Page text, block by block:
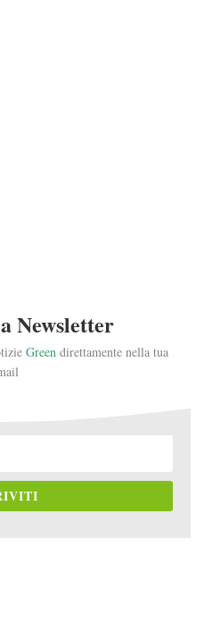
Newsletter
Greendirettamente nella tua